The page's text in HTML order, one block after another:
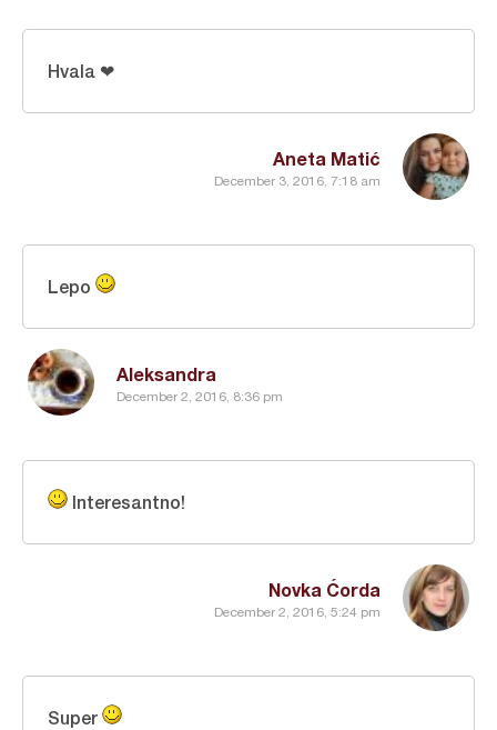
Aneta Matić
December 3, 2016, 7:18 am
Hvala ❤
Aleksandra
December 2, 2016, 8:36 pm
Lepo
Novka Ćorda
December 2, 2016, 5:24 pm
Interesantno!
Super